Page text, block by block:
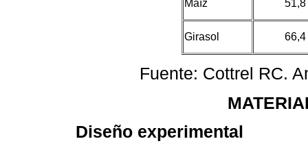
Maíz 51,8
Girasol 66,4
Fuente: Cottrel RC.
Diseño experimental